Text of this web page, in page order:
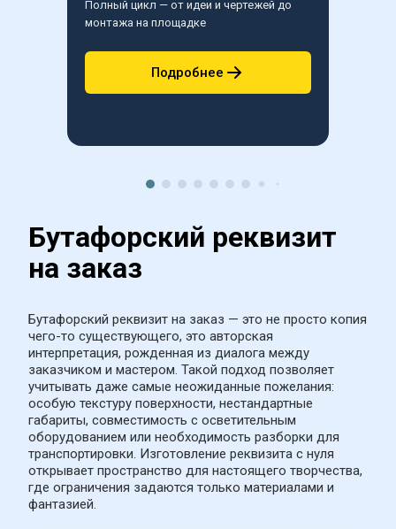
Полный цикл — от идеи и чертежей до
монтажа на площадке
Подробнее
Бутафорский реквизит
на заказ
Бутафорский реквизит на заказ — это не просто копия
чего-то существующего, это авторская
интерпретация, рожденная из диалога между
заказчиком и мастером. Такой подход позволяет
учитывать даже самые неожиданные пожелания:
особую текстуру поверхности, нестандартные
габариты, совместимость с осветительным
оборудованием или необходимость разборки для
транспортировки. Изготовление реквизита с нуля
открывает пространство для настоящего творчества,
где ограничения задаются только материалами и
фантазией.